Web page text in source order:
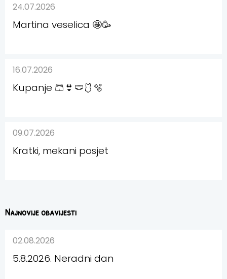
24.07.2026
Martina veselica 🤩🥳
16.07.2026
Kupanje 🩳👙🩲🩱🫧
09.07.2026
Kratki, mekani posjet
Najnovije obavijesti
02.08.2026
5.8.2026. Neradni dan